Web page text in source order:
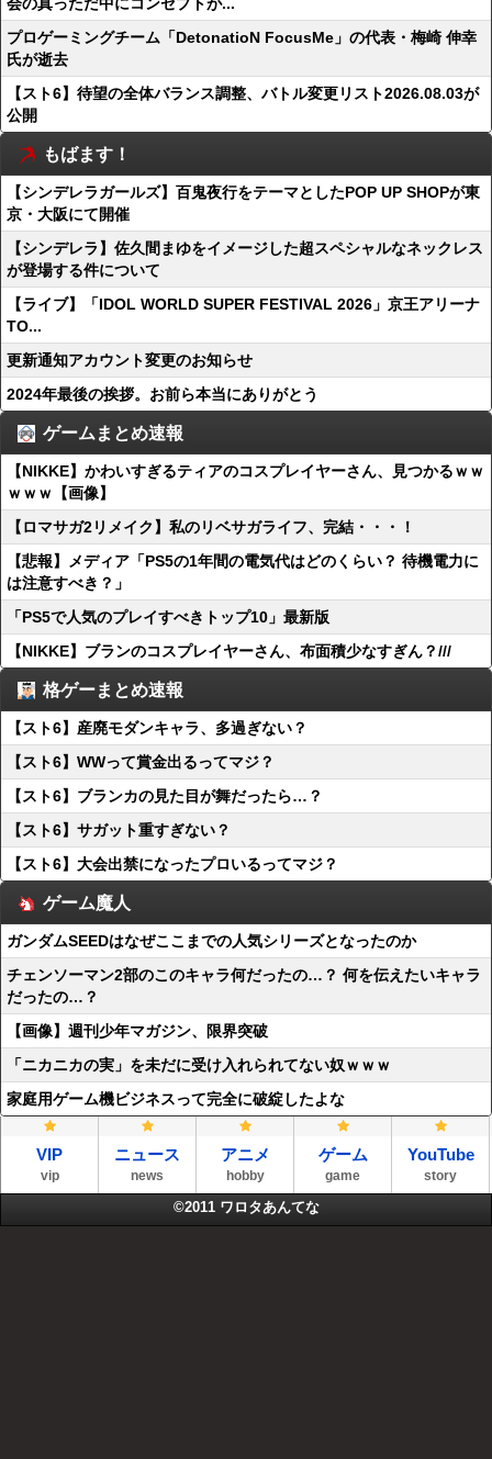
プロゲーミングチーム「DetonatioN FocusMe」の代表・梅崎 伸幸
氏が逝去
【スト6】待望の全体バランス調整、バトル変更リスト2026.08.03が
公開
もばます！
【シンデレラガールズ】百鬼夜行をテーマとしたPOP UP SHOPが東
京・大阪にて開催
【シンデレラ】佐久間まゆをイメージした超スペシャルなネックレス
が登場する件について
【ライブ】「IDOL WORLD SUPER FESTIVAL 2026」京王アリーナ
TO...
更新通知アカウント変更のお知らせ
2024年最後の挨拶。お前ら本当にありがとう
ゲームまとめ速報
【NIKKE】かわいすぎるティアのコスプレイヤーさん、見つかるｗｗ
ｗｗｗ【画像】
【ロマサガ2リメイク】私のリベサガライフ、完結・・・！
【悲報】メディア「PS5の1年間の電気代はどのくらい？ 待機電力に
は注意すべき？」
「PS5で人気のプレイすべきトップ10」最新版
【NIKKE】ブランのコスプレイヤーさん、布面積少なすぎん？///
格ゲーまとめ速報
【スト6】産廃モダンキャラ、多過ぎない？
【スト6】WWって賞金出るってマジ？
【スト6】ブランカの見た目が舞だったら…？
【スト6】サガット重すぎない？
【スト6】大会出禁になったプロいるってマジ？
ゲーム魔人
ガンダムSEEDはなぜここまでの人気シリーズとなったのか
チェンソーマン2部のこのキャラ何だったの…？ 何を伝えたいキャラ
だったの…？
【画像】週刊少年マガジン、限界突破
「ニカニカの実」を未だに受け入れられてない奴ｗｗｗ
家庭用ゲーム機ビジネスって完全に破綻したよな
VIP
vip
ニュース
news
アニメ
hobby
ゲーム
game
YouTube
story
©2011 ワロタあんてな